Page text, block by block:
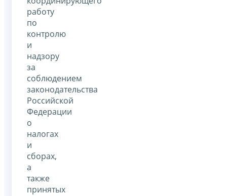
работу
по
контролю
и
надзору
за
соблюдением
законодательства
Российской
Федерации
о
налогах
и
сборах,
а
также
принятых